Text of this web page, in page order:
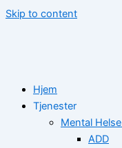
Skip to content
Hjem
Tjenester
Mental Helse
ADD